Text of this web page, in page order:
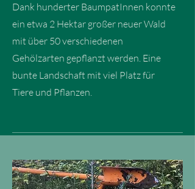
Dank hunderter BaumpatInnen konnte
ein etwa 2 Hektar großer neuer Wald
mit über 50 verschiedenen
Gehölzarten gepflanzt werden. Eine
bunte Landschaft mit viel Platz für
Tiere und Pflanzen.